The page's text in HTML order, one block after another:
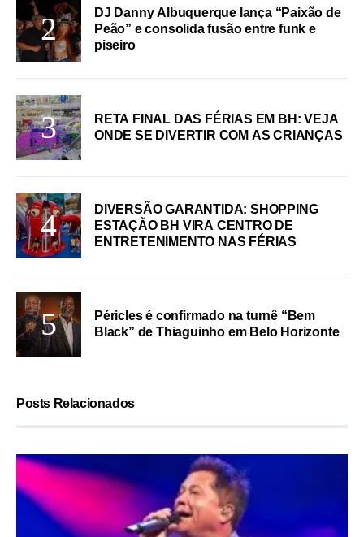
DJ Danny Albuquerque lança “Paixão de
Peão” e consolida fusão entre funk e
piseiro
RETA FINAL DAS FÉRIAS EM BH: VEJA
ONDE SE DIVERTIR COM AS CRIANÇAS
DIVERSÃO GARANTIDA: SHOPPING
ESTAÇÃO BH VIRA CENTRO DE
ENTRETENIMENTO NAS FÉRIAS
Péricles é confirmado na turnê “Bem
Black” de Thiaguinho em Belo Horizonte
Posts Relacionados